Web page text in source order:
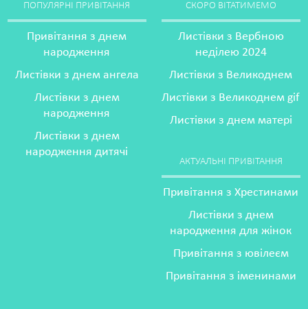
ПОПУЛЯРНІ ПРИВІТАННЯ
Привітання з днем
народження
Листівки з днем ангела
Листівки з днем
народження
Листівки з днем
народження дитячі
СКОРО ВІТАТИМЕМО
Листівки з Вербною
неділею 2024
Листівки з Великоднем
Листівки з Великоднем gif
Листівки з днем матері
АКТУАЛЬНІ ПРИВІТАННЯ
Привітання з Хрестинами
Листівки з днем
народження для жінок
Привітання з ювілеєм
Привітання з іменинами